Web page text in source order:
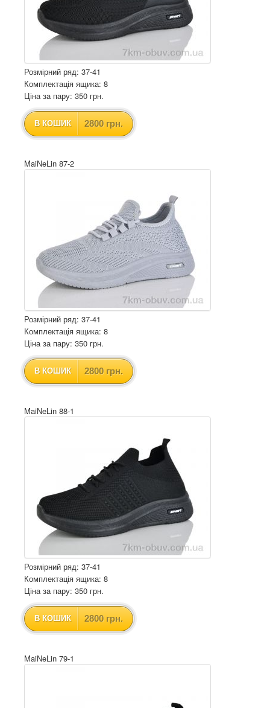
Розмірний ряд: 37-41
Комплектація ящика: 8
Ціна за пару: 350 грн.
В КОШИК 2800 грн.
MaiNeLin 87-2
Розмірний ряд: 37-41
Комплектація ящика: 8
Ціна за пару: 350 грн.
В КОШИК 2800 грн.
MaiNeLin 88-1
Розмірний ряд: 37-41
Комплектація ящика: 8
Ціна за пару: 350 грн.
В КОШИК 2800 грн.
MaiNeLin 79-1